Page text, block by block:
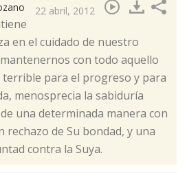
22 abril, 2012
en el cuidado de nuestro
con todo aquello
terrible para el progreso y para
menosprecia la sabiduría
una determinada manera con
de Su bondad, y una
contra la Suya.